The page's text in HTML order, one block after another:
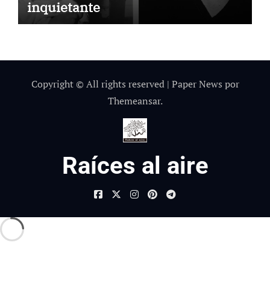
inquietante
Copyright © All rights reserved | Paper News por
Themeansar.
Raíces al aire